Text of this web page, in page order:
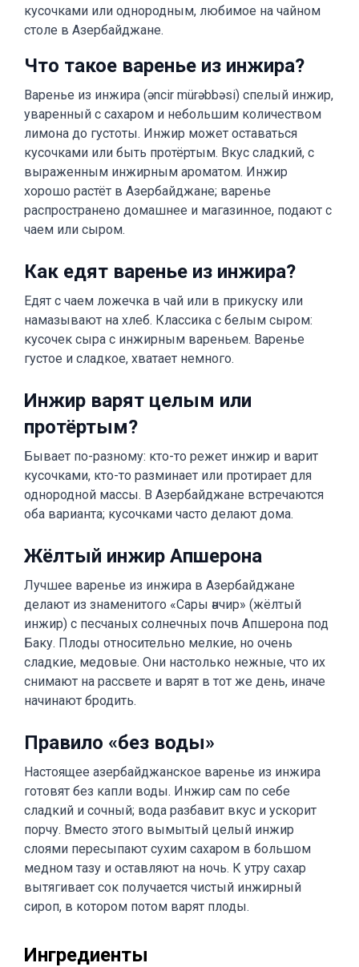
кусочками или однородным, любимое на чайном
столе в Азербайджане.
Что такое варенье из инжира?
Варенье из инжира (əncir mürəbbəsi) спелый инжир,
уваренный с сахаром и небольшим количеством
лимона до густоты. Инжир может оставаться
кусочками или быть протёртым. Вкус сладкий, с
выраженным инжирным ароматом. Инжир
хорошо растёт в Азербайджане; варенье
распространено домашнее и магазинное, подают с
чаем или сыром.
Как едят варенье из инжира?
Едят с чаем ложечка в чай или в прикуску или
намазывают на хлеб. Классика с белым сыром:
кусочек сыра с инжирным вареньем. Варенье
густое и сладкое, хватает немного.
Инжир варят целым или
протёртым?
Бывает по-разному: кто-то режет инжир и варит
кусочками, кто-то разминает или протирает для
однородной массы. В Азербайджане встречаются
оба варианта; кусочками часто делают дома.
Жёлтый инжир Апшерона
Лучшее варенье из инжира в Азербайджане
делают из знаменитого «Сары әнчир» (жёлтый
инжир) с песчаных солнечных почв Апшерона под
Баку. Плоды относительно мелкие, но очень
сладкие, медовые. Они настолько нежные, что их
снимают на рассвете и варят в тот же день, иначе
начинают бродить.
Правило «без воды»
Настоящее азербайджанское варенье из инжира
готовят без капли воды. Инжир сам по себе
сладкий и сочный; вода разбавит вкус и ускорит
порчу. Вместо этого вымытый целый инжир
слоями пересыпают сухим сахаром в большом
медном тазу и оставляют на ночь. К утру сахар
вытягивает сок получается чистый инжирный
сироп, в котором потом варят плоды.
Ингредиенты